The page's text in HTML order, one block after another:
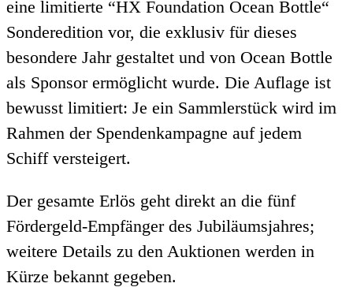
eine limitierte “HX Foundation Ocean Bottle“
Sonderedition vor, die exklusiv für dieses
besondere Jahr gestaltet und von Ocean Bottle
als Sponsor ermöglicht wurde. Die Auflage ist
bewusst limitiert: Je ein Sammlerstück wird im
Rahmen der Spendenkampagne auf jedem
Schiff versteigert.
Der gesamte Erlös geht direkt an die fünf
Fördergeld-Empfänger des Jubiläumsjahres;
weitere Details zu den Auktionen werden in
Kürze bekannt gegeben.